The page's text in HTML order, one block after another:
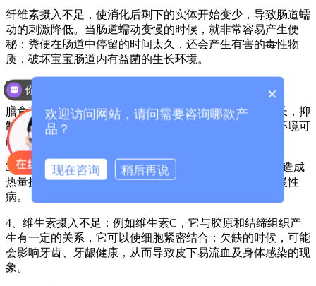
纤维素摄入不足，使消化后剩下的实体开始变少，导致肠道蠕
动的刺激降低。当肠道蠕动变慢的时候，就非常容易产生便
秘；粪便在肠道中停留的时间太久，还会产生有害的毒性物
质，破坏宝宝肠道内有益菌的生长环境。
2、肠道环境的改变：
膳食营养分析仪介绍纤维素能够促进肠道中有益菌的生长，抑
制有害菌的增长。不喜欢吃水果的小朋友，肠道的正常环境可
能就会发生变化，影响肠道细胞健康生长。
3、热量摄入太多：饮食制作缺乏纤维素的饱腹感，就会造成
热量摄入太多，从而导致肥胖。成年之后容易患多种的慢性
病。
4、维生素摄入不足：例如维生素C，它与胶原和结缔组织产
生有一定的关系，它可以使细胞紧密结合；欠缺的时候，可能
会影响牙齿、牙龈健康，从而导致皮下易流血及身体感染的现
象。
你们是怎么收费的呢？ ×
欢迎访问网站，请问需要咨询哪款产
品？
现在咨询 稍后再说